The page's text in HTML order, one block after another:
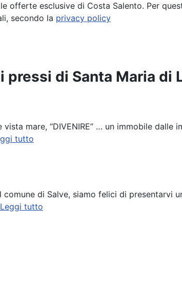
offerte esclusive di Costa Salento. Per
secondo la privacy policy
di Santa Maria di
vista mare, “DIVENIRE” … un immobile
tutto
di Salve, siamo felici di presentarvi
Leggi tutto